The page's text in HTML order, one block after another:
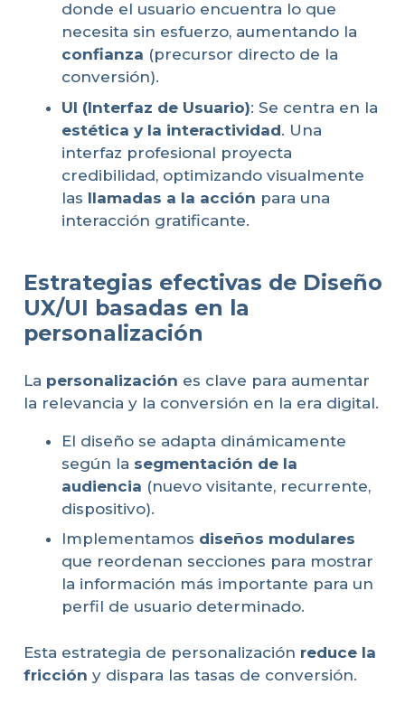
donde el usuario encuentra lo que
necesita sin esfuerzo, aumentando la
confianza (precursor directo de la
conversión).
UI (Interfaz de Usuario): Se centra en la
estética y la interactividad. Una
interfaz profesional proyecta
credibilidad, optimizando visualmente
las llamadas a la acción para una
interacción gratificante.
Estrategias efectivas de Diseño
UX/UI basadas en la
personalización
La personalización es clave para aumentar
la relevancia y la conversión en la era digital.
El diseño se adapta dinámicamente
según la segmentación de la
audiencia (nuevo visitante, recurrente,
dispositivo).
Implementamos diseños modulares
que reordenan secciones para mostrar
la información más importante para un
perfil de usuario determinado.
Esta estrategia de personalización reduce la
fricción y dispara las tasas de conversión.